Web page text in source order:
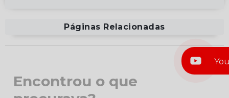
Páginas Relacionadas
Encontrou o que